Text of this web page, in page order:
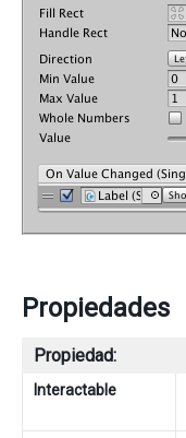
Propiedades
Propiedad:
Interactable